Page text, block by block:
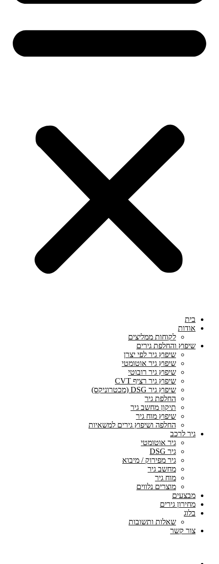
בית
אודות
לקוחות ממליצים
שיפוץ והחלפת גירים
שיפוץ גיר לפי יצרן
שיפוץ גיר אוטומטי
שיפוץ גיר רובוטי
שיפוץ גיר רציף CVT
שיפוץ גיר DSG (מכטרוניקס)
החלפת גיר
תיקון מחשב גיר
שיפוץ מוח גיר
החלפה ושיפוץ גירים למשאיות
גיר לרכב
גיר אוטומטי
גיר DSG
גיר מפירוק / מיבוא
מחשב גיר
מוח גיר
מוצרים נלווים
מבצעים
מחירון גירים
בלוג
שאלות ותשובות
צור קשר